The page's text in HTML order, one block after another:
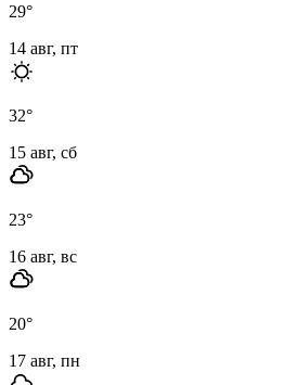
29°
14 авг, пт
32°
15 авг, сб
23°
16 авг, вс
20°
17 авг, пн